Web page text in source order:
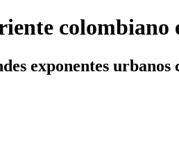
colombiano
exponentes